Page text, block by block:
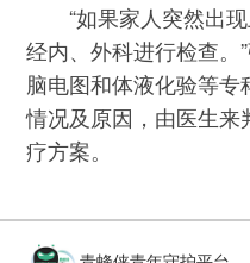
“如果家人突然出现
经内、外科进行检查。
脑电图和体液化验等
情况及原因，由医生
疗方案。